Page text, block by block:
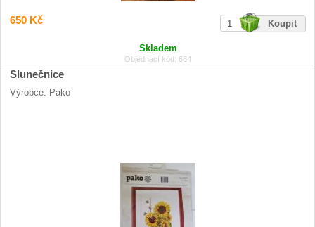
650 Kč
Skladem
Objednací kód: 664
Slunečnice
Výrobce: Pako